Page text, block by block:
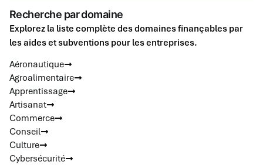
Recherche par domaine
Explorez la liste complète des domaines finançables par
les aides et subventions pour les entreprises.
Aéronautique
Agroalimentaire
Apprentissage
Artisanat
Commerce
Conseil
Culture
Cybersécurité